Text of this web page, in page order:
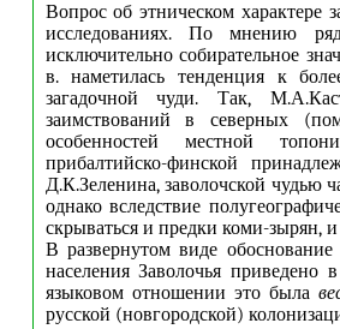
Вопрос об этническом характере
исследованиях. По мнению
исключительно собирательное
в. наметилась тенденция к
загадочной чуди. Так,
заимствований в северных
особенностей местной
прибалтийско-финской
Д.К.Зеленина, заволочской чудью
однако вследствие
скрываться и предки коми-зырян,
В развернутом виде
населения Заволочья приведено
языковом отношении это была
русской (новгородской)